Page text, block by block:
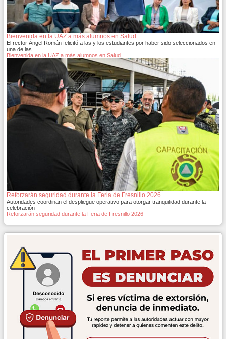
Bienvenida en la UAZ a más alumnos en Salud
El rector Ángel Román felicitó a las y los estudiantes por haber sido seleccionados en
una de las…
Bienvenida en la UAZ a más alumnos en Salud
Reforzarán seguridad durante la Feria de Fresnillo 2026
Autoridades coordinan el despliegue operativo para otorgar tranquilidad durante la
celebración
Reforzarán seguridad durante la Feria de Fresnillo 2026